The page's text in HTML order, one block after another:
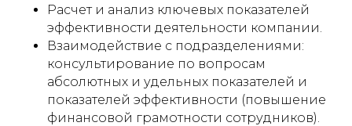
Расчет и анализ ключевых показателей
эффективности деятельности компании.
Взаимодействие с подразделениями:
консультирование по вопросам
абсолютных и удельных показателей и
показателей эффективности (повышение
финансовой грамотности сотрудников).